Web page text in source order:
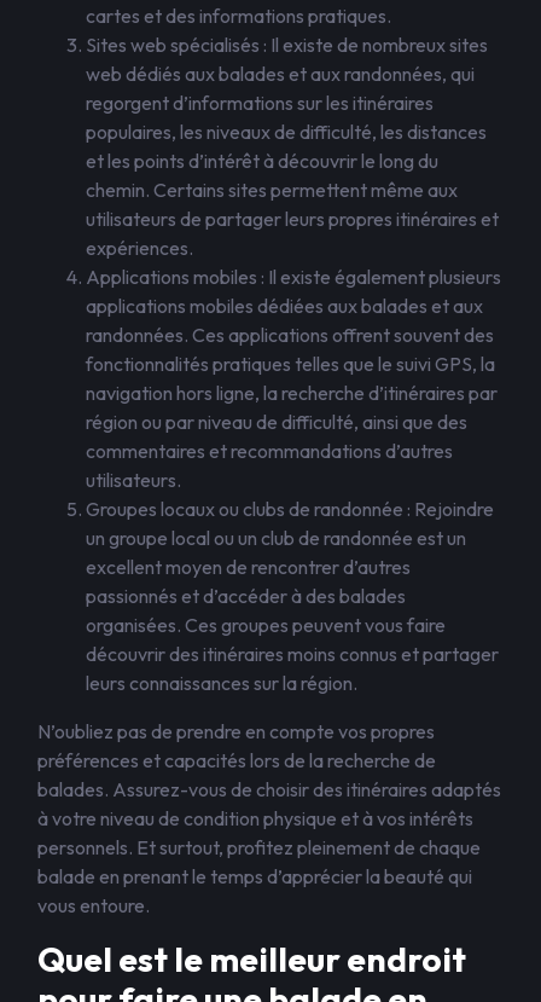
cartes et des informations pratiques.
Sites web spécialisés : Il existe de nombreux sites
web dédiés aux balades et aux randonnées, qui
regorgent d’informations sur les itinéraires
populaires, les niveaux de difficulté, les distances
et les points d’intérêt à découvrir le long du
chemin. Certains sites permettent même aux
utilisateurs de partager leurs propres itinéraires et
expériences.
Applications mobiles : Il existe également plusieurs
applications mobiles dédiées aux balades et aux
randonnées. Ces applications offrent souvent des
fonctionnalités pratiques telles que le suivi GPS, la
navigation hors ligne, la recherche d’itinéraires par
région ou par niveau de difficulté, ainsi que des
commentaires et recommandations d’autres
utilisateurs.
Groupes locaux ou clubs de randonnée : Rejoindre
un groupe local ou un club de randonnée est un
excellent moyen de rencontrer d’autres
passionnés et d’accéder à des balades
organisées. Ces groupes peuvent vous faire
découvrir des itinéraires moins connus et partager
leurs connaissances sur la région.
N’oubliez pas de prendre en compte vos propres
préférences et capacités lors de la recherche de
balades. Assurez-vous de choisir des itinéraires adaptés
à votre niveau de condition physique et à vos intérêts
personnels. Et surtout, profitez pleinement de chaque
balade en prenant le temps d’apprécier la beauté qui
vous entoure.
Quel est le meilleur endroit